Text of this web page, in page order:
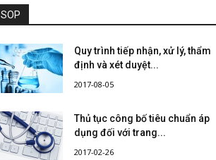
SOP
Quy trình tiếp nhận, xử lý, thẩm
định và xét duyệt...
2017-08-05
Thủ tục công bố tiêu chuẩn áp
dụng đối với trang...
2017-02-26